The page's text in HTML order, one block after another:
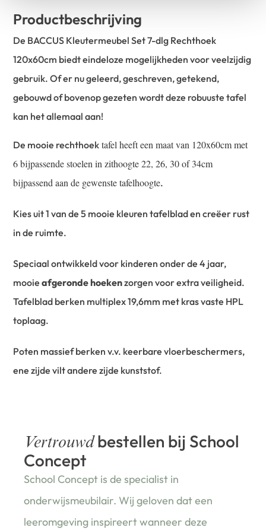
Productbeschrijving
De BACCUS Kleutermeubel Set 7-dlg Rechthoek
120x60cm biedt eindeloze mogelijkheden voor veelzijdig
gebruik. Of er nu geleerd, geschreven, getekend,
gebouwd of bovenop gezeten wordt deze robuuste tafel
kan het allemaal aan!
De mooie rechthoek tafel heeft een maat van 120x60cm met
6 bijpassende stoelen in zithoogte 22, 26, 30 of 34cm
bijpassend aan de gewenste tafelhoogte.
Kies uit 1 van de 5 mooie kleuren tafelblad en creëer rust
in de ruimte.
Speciaal ontwikkeld voor kinderen onder de 4 jaar,
mooieafgeronde hoekenzorgen voor extra veiligheid.
Tafelblad berken multiplex 19,6mm met kras vaste HPL
toplaag.
Poten massief berken v.v. keerbare vloerbeschermers,
ene zijde vilt andere zijde kunststof.
Vertrouwdbestellen bij School
Concept
School Concept is de specialist in
onderwijsmeubilair. Wij geloven dat een
leeromgeving inspireert wanneer deze